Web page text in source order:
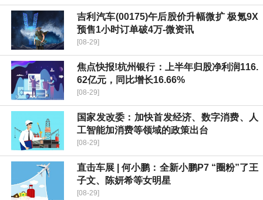
吉利汽车(00175)午后股价升幅微扩 极氪9X
预售1小时订单破4万-微资讯
[08-29]
焦点快报!杭州银行：上半年归股净利润116.
62亿元，同比增长16.66%
[08-29]
国家发改委：加快首发经济、数字消费、人
工智能加消费等领域的政策出台
[08-29]
直击车展 | 何小鹏：全新小鹏P7 “圈粉”了王
子文、陈妍希等女明星
[08-29]